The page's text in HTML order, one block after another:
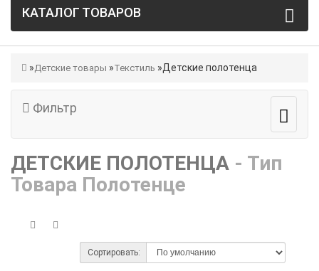
КАТАЛОГ ТОВАРОВ
Детские товары Текстиль Детские полотенца
Фильтр
ДЕТСКИЕ ПОЛОТЕНЦА - Тип
Товара Полотенце
Сортировать: